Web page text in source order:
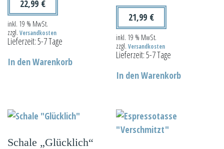
22,99 €
inkl. 19 % MwSt.
zzgl. Versandkosten
Lieferzeit:5-7 Tage
In den Warenkorb
21,99 €
inkl. 19 % MwSt.
zzgl.Versandkosten
Lieferzeit:5-7 Tage
In den Warenkorb
Schale „Glücklich“